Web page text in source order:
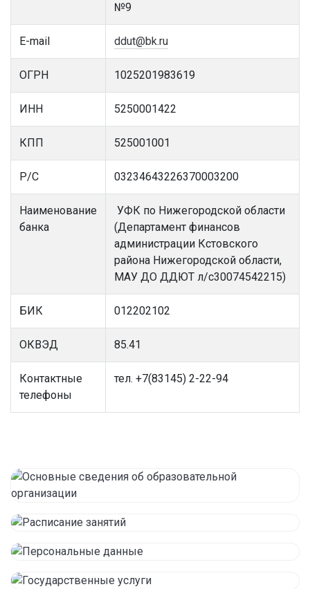
№9
E-mail ddut@bk.ru
ОГРН 1025201983619
ИНН 5250001422
КПП 525001001
Р/С 03234643226370003200
Наименование
банка
УФК по Нижегородской области
(Департамент финансов
администрации Кстовского
района Нижегородской области,
МАУ ДО ДДЮТ л/с30074542215)
БИК 012202102
ОКВЭД 85.41
Контактные
телефоны
тел. +7(83145) 2-22-94